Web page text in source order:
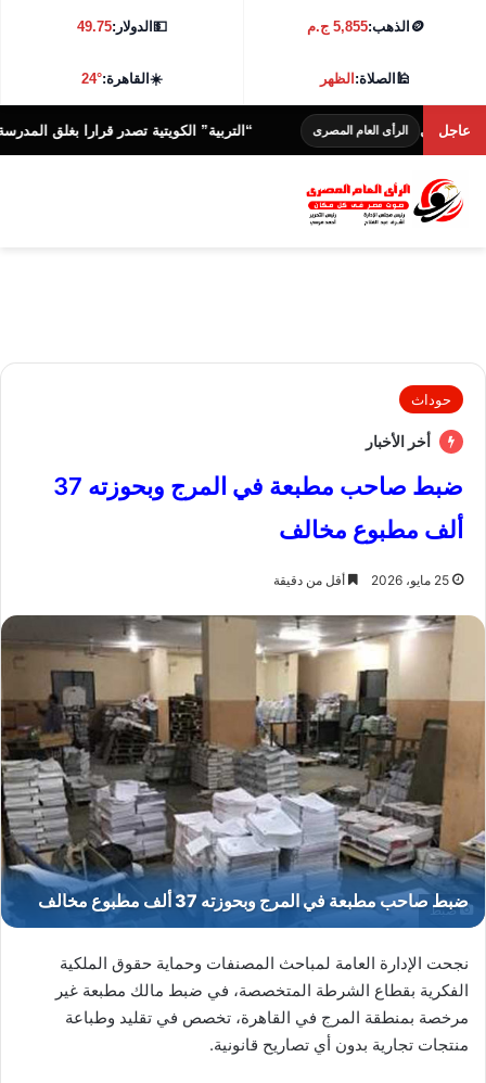
🪙 الذهب:5,855 ج.م 💵الدولار:49.75
🕌الصلاة:الظهر ☀️القاهرة:24°
عاجل
الرأى العام المصرى “التربية” الكويتية تصدر قرارا بغلق المدرسة
حوداث
أخر الأخبار
ضبط صاحب مطبعة في المرج وبحوزته 37
ألف مطبوع مخالف
25 مايو، 2026 أقل من دقيقة
ضبط
نجحت الإدارة العامة لمباحث المصنفات وحماية حقوق الملكية
الفكرية بقطاع الشرطة المتخصصة، في ضبط مالك مطبعة غير
مرخصة بمنطقة المرج في القاهرة، تخصص في تقليد وطباعة
منتجات تجارية بدون أي تصاريح قانونية.